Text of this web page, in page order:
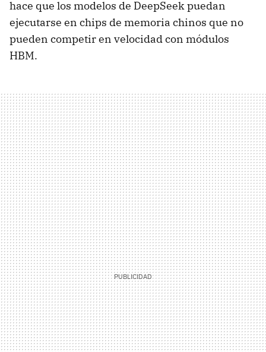
hace que los modelos de DeepSeek puedan
ejecutarse en chips de memoria chinos que no
pueden competir en velocidad con módulos
HBM.